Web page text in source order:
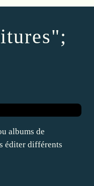
albums de
éditer différents